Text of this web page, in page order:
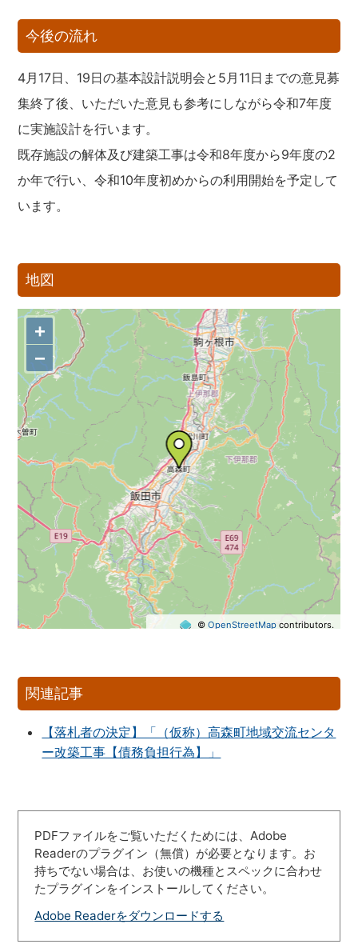
今後の流れ
4月17日、19日の基本設計説明会と5月11日までの意見募
集終了後、いただいた意見も参考にしながら令和7年度
に実施設計を行います。
既存施設の解体及び建築工事は令和8年度から9年度の2
か年で行い、令和10年度初めからの利用開始を予定して
います。
地図
+
−
© OpenStreetMap contributors.
関連記事
【落札者の決定】「（仮称）高森町地域交流センタ
ー改築工事【債務負担行為】」
PDFファイルをご覧いただくためには、Adobe
Readerのプラグイン（無償）が必要となります。お
持ちでない場合は、お使いの機種とスペックに合わせ
たプラグインをインストールしてください。
Adobe Readerをダウンロードする